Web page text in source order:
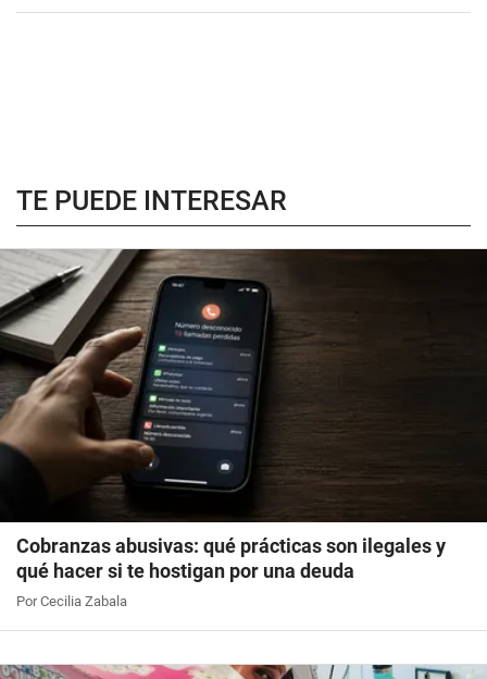
TE PUEDE INTERESAR
Cobranzas abusivas: qué prácticas son ilegales y
qué hacer si te hostigan por una deuda
Por Cecilia Zabala